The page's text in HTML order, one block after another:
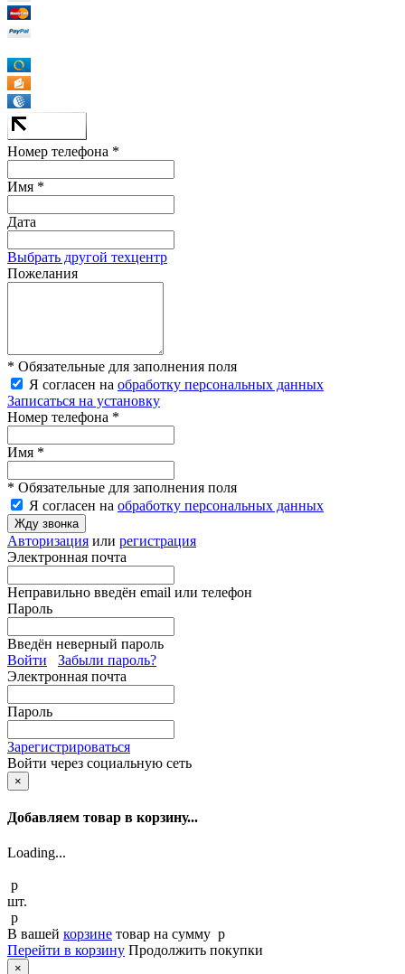
Номер телефона *
Имя *
Дата
Выбрать другой техцентр
Пожелания
* Обязательные для заполнения поля
Я согласен на обработку персональных данных
Записаться на установку
Номер телефона *
Имя *
* Обязательные для заполнения поля
Я согласен на обработку персональных данных
Жду звонка
Авторизация или регистрация
Электронная почта
Неправильно введён email или телефон
Пароль
Введён неверный пароль
Войти
Забыли пароль?
Электронная почта
Пароль
Зарегистрироваться
Войти через социальную сеть
×
Добавляем товар в корзину...
Loading...
p
шт.
p
В вашей корзине товар на сумму p
Перейти в корзину Продолжить покупки
×